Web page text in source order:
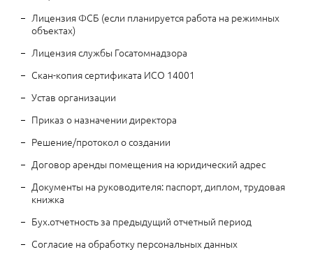
Лицензия ФСБ (если планируется работа на режимных
объектах)
Лицензия службы Госатомнадзора
Скан-копия сертификата ИСО 14001
Устав организации
Приказ о назначении директора
Решение/протокол о создании
Договор аренды помещения на юридический адрес
Документы на руководителя: паспорт, диплом, трудовая
книжка
Бух.отчетность за предыдущий отчетный период
Согласие на обработку персональных данных